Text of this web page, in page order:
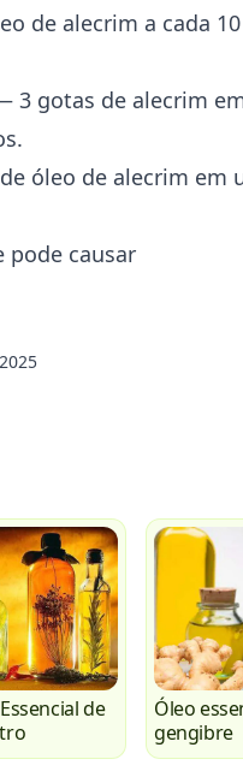
de alecrim a cada
3 gotas de alecrim
óleo de alecrim em
pode causar
de
Óleo
gengibre